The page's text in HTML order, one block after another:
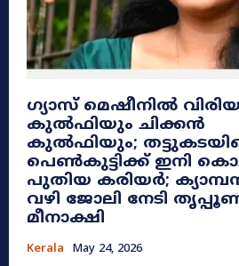
ഗ്യാസ് മെഷീനിൽ
കുൽഫിയും ചിക്കൻ
കുൽഫിയും;
പെൺകുട്ടിക്ക് ഇനി
പുതിയ കരിയർ;
വഴി ജോലി നേടി
മീനാക്ഷി
Kerala May 24, 2026